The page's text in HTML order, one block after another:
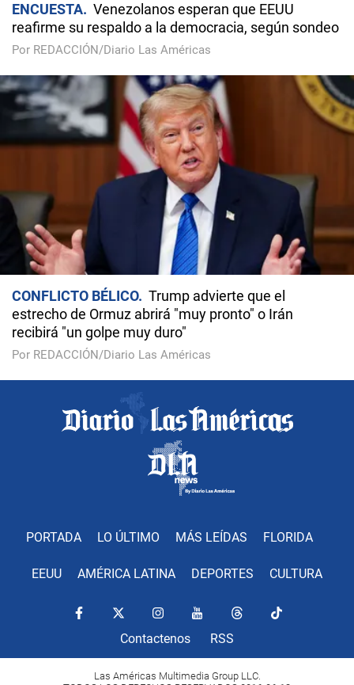
ENCUESTA
Venezolanos esperan que EEUU
reafirme su respaldo a la democracia, según sondeo
Por REDACCIÓN/Diario Las Américas
CONFLICTO BÉLICO
Trump advierte que el
estrecho de Ormuz abrirá "muy pronto" o Irán
recibirá "un golpe muy duro"
Por REDACCIÓN/Diario Las Américas
PORTADA LO ÚLTIMO MÁS LEÍDAS FLORIDA
EEUU AMÉRICA LATINA DEPORTES CULTURA
Contactenos RSS
Las Américas Multimedia Group LLC.